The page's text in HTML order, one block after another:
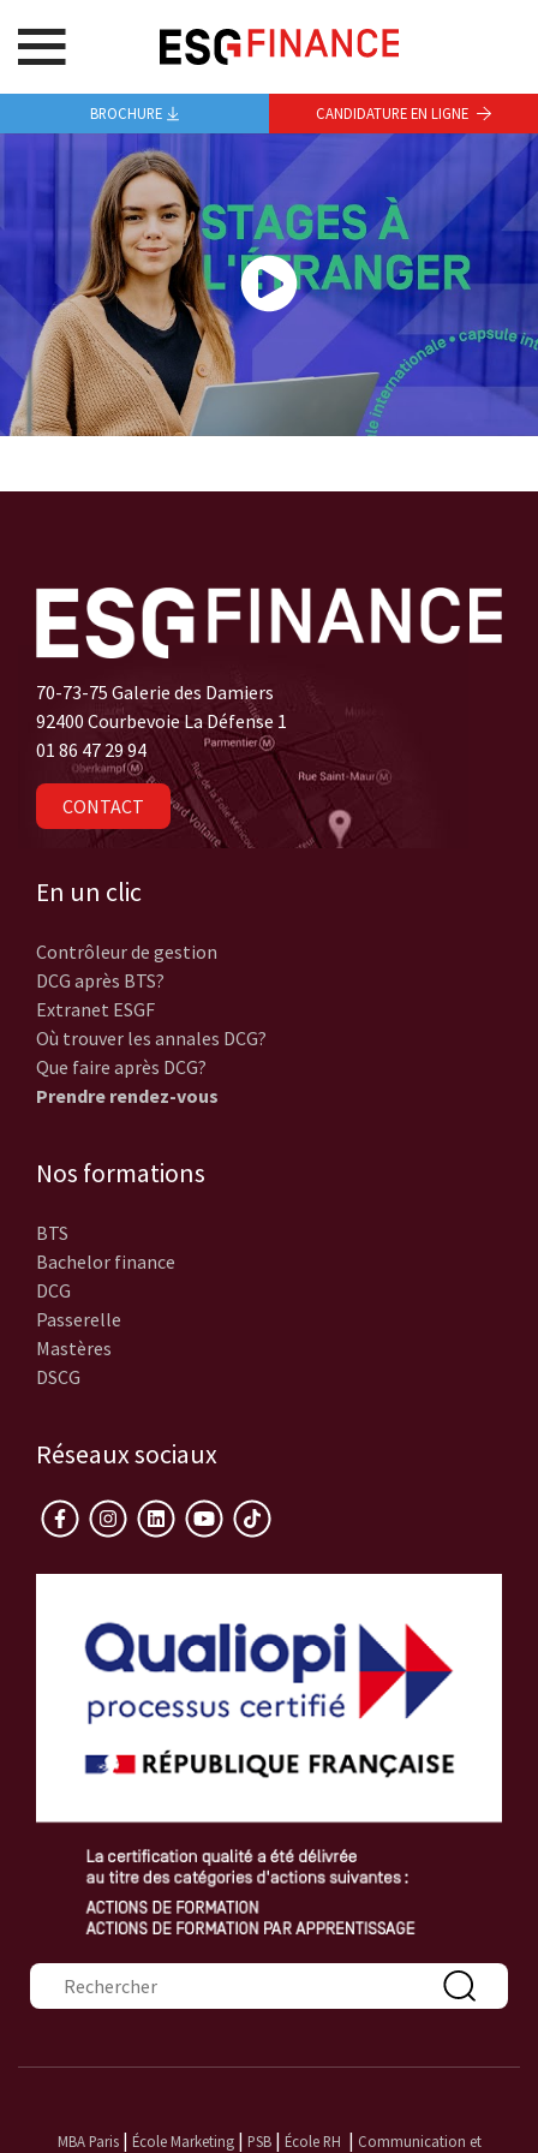
BROCHURE CANDIDATURE EN LIGNE
70-73-75 Galerie des Damiers
92400 Courbevoie La Défense 1
01 86 47 29 94
CONTACT
En un clic
Contrôleur de gestion
DCG après BTS?
Extranet ESGF
Où trouver les annales DCG?
Que faire après DCG?
Prendre rendez-vous
Nos formations
BTS
Bachelor finance
DCG
Passerelle
Mastères
DSCG
Réseaux sociaux
Formulaire de recherche
MBA Paris| École Marketing| PSB| École RH | Communication et